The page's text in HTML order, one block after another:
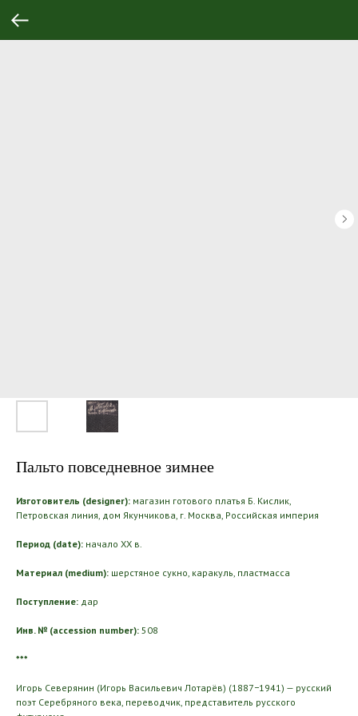
Пальто повседневное зимнее
Изготовитель (designer): магазин готового платья Б. Кислик,
Петровская линия, дом Якунчикова, г. Москва, Российская империя
Период (date): начало ХХ в.
Материал (medium): шерстяное сукно, каракуль, пластмасса
Поступление: дар
Инв. № (accession number): 508
***
Игорь Северянин (Игорь Васильевич Лотарёв) (1887−1941) — русский
поэт Серебряного века, переводчик, представитель русского